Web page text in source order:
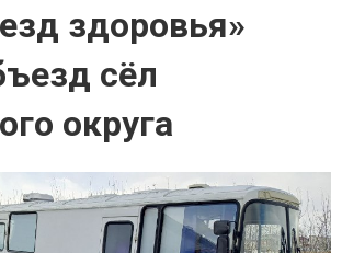
здоровья»
сёл
округа